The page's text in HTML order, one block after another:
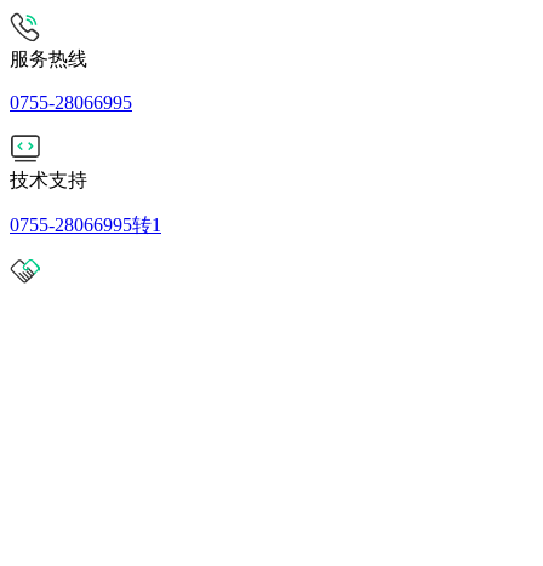
服务热线
0755-28066995
技术支持
0755-28066995转1